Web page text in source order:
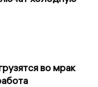
во мрак